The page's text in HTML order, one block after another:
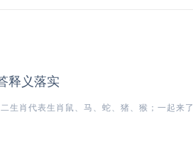
释义落实
生肖代表生肖鼠、马、蛇、猪、猴；一起来了